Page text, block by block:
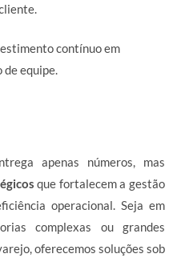
contínuo em
equipe.
apenas números, mas
que fortalecem a gestão
operacional. Seja em
complexas ou grandes
oferecemos soluções sob